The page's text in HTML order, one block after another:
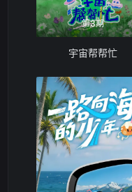
第3期
宇宙帮帮忙